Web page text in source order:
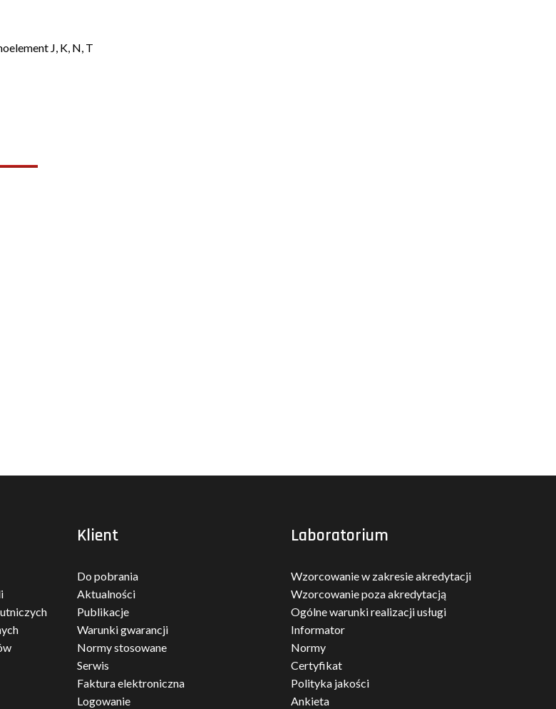
J, K, N, T
Klient
Do pobrania
Aktualności
Publikacje
Warunki gwarancji
Normy stosowane
Serwis
Faktura elektroniczna
Logowanie
Laboratorium
Wzorcowanie w zakresie akredytacji
Wzorcowanie poza akredytacją
Ogólne warunki realizacji usługi
Informator
Normy
Certyfikat
Polityka jakości
Ankieta